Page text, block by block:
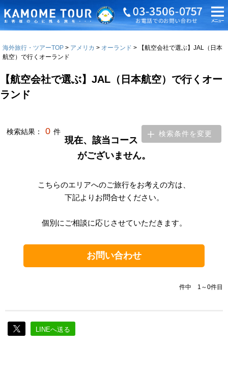
海外旅行・ツアーTOP アメリカ オーランド
【航空会社で選ぶ】JAL（日本
航空）で行くオーランド
【航空会社で選ぶ】JAL（日本航空）で行くオー
ランド
検索結果： 0 件 検索条件を変更
現在、該当コース
がございません。
こちらのエリアへのご旅行をお考えの方は、
下記よりお問合せください。
個別にご相談に応じさせていただきます。
お問い合わせ
件中 1～0件目
LINEへ送る